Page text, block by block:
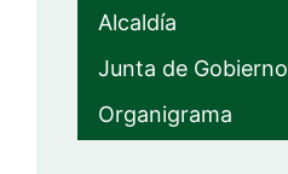
Alcaldía
Junta de Gobierno
Organigrama